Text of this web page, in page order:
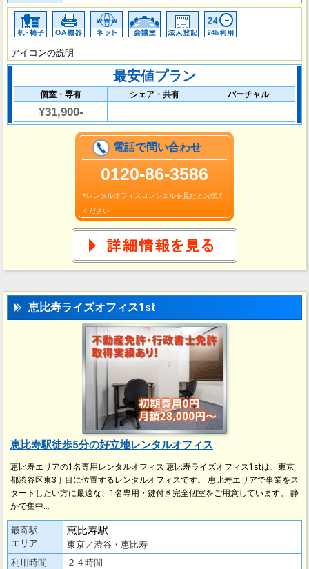
アイコンの説明
最安値プラン
個室・専有 シェア・共有 バーチャル
¥31,900-
電話で問い合わせ
0120-86-3586
※レンタルオフィスコンシェルを見たとお伝え
ください
恵比寿ライズオフィス1st
恵比寿駅徒歩5分の好立地レンタルオフィス
恵比寿エリアの1名専用レンタルオフィス 恵比寿ライズオフィス1stは、東京
都渋谷区東3丁目に位置するレンタルオフィスです。 恵比寿エリアで事業をス
タートしたい方に最適な、1名専用・鍵付き完全個室をご用意しています。 静
かで集中…
最寄駅
エリア
恵比寿駅
東京／渋谷・恵比寿
利用時間
２４時間